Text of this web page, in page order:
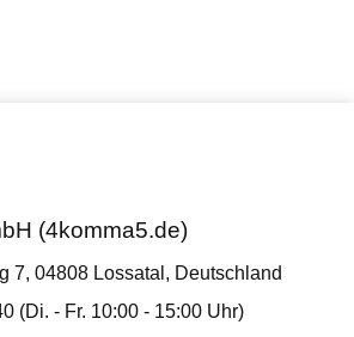
(4komma5.de)
7, 04808 Lossatal, Deutschland
(Di. - Fr. 10:00 - 15:00 Uhr)